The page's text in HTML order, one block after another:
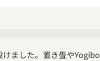
ました。置き畳やYogibo